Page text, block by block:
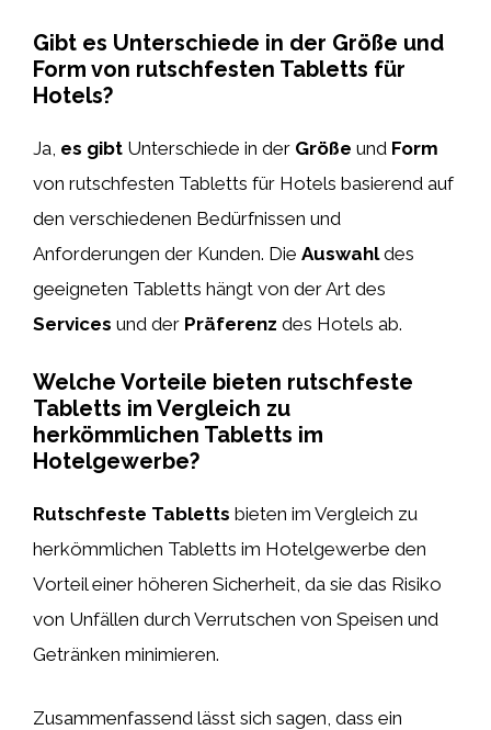
Gibt es Unterschiede in der Größe und
Form von rutschfesten Tabletts für
Hotels?
Ja, es gibt Unterschiede in der Größe und Form
von rutschfesten Tabletts für Hotels basierend auf
den verschiedenen Bedürfnissen und
Anforderungen der Kunden. Die Auswahldes
geeigneten Tabletts hängt von der Art des
Services und der Präferenz des Hotels ab.
Welche Vorteile bieten rutschfeste
Tabletts im Vergleich zu
herkömmlichen Tabletts im
Hotelgewerbe?
Rutschfeste Tabletts bieten im Vergleich zu
herkömmlichen Tabletts im Hotelgewerbe den
Vorteil einer höheren Sicherheit, da sie das Risiko
von Unfällen durch Verrutschen von Speisen und
Getränken minimieren.
Zusammenfassend lässt sich sagen, dass ein